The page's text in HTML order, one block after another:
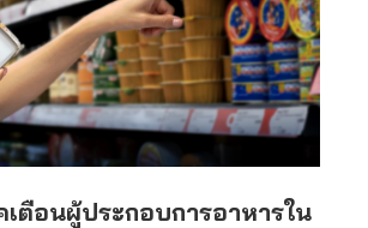
เตือนผู้ประกอบการอาหารใน